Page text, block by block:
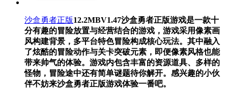
沙盒勇者正版12.2MBV1.47沙盒勇者正版游戏是一款十
分有趣的冒险放置与经营结合的游戏，游戏采用像素画
风构建背景，多平台特色冒险构成核心玩法。其中融入
了炫酷的冒险动作与关卡突破元素，即便像素风格也能
带来帅气的体验。游戏内包含丰富的资源道具、多样的
怪物，冒险途中还有简单谜题待你解开。感兴趣的小伙
伴不妨来沙盒勇者正版游戏体验一番吧。